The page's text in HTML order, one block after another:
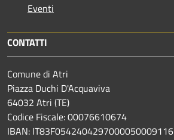
Eventi
CONTATTI
Comune di Atri
Piazza Duchi D'Acquaviva
64032 Atri (TE)
Codice Fiscale: 00076610674
IBAN: IT83F0542404297000050009116